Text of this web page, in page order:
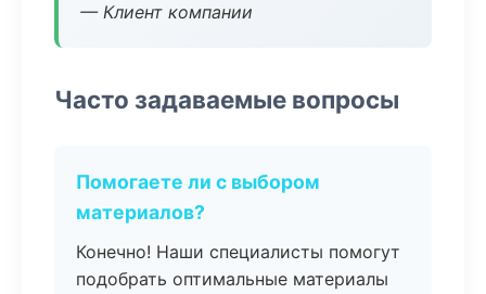
— Клиент компании
Часто задаваемые вопросы
Помогаете ли с выбором
материалов?
Конечно! Наши специалисты помогут
подобрать оптимальные материалы